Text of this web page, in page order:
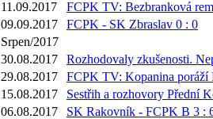
11.09.2017
FCPK TV: Bezbranková
09.09.2017
FCPK - SK Zbraslav 0 : 0
Srpen/2017
30.08.2017
Rozhodovaly zkušenosti.
29.08.2017
FCPK TV: Kopanina poráží
15.08.2017
Sestřih a rozhovory Přední
06.08.2017
SK Rakovník - FCPK B 3 :